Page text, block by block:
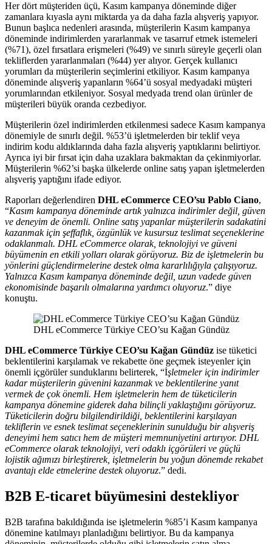
Her dört müşteriden üçü, Kasım kampanya döneminde diğer
zamanlara kıyasla aynı miktarda ya da daha fazla alışveriş yapıyor.
Bunun başlıca nedenleri arasında, müşterilerin Kasım kampanya
döneminde indirimlerden yararlanmak ve tasarruf etmek istemeleri
(%71), özel fırsatlara erişmeleri (%49) ve sınırlı süreyle geçerli olan
tekliflerden yararlanmaları (%44) yer alıyor. Gerçek kullanıcı
yorumları da müşterilerin seçimlerini etkiliyor. Kasım kampanya
döneminde alışveriş yapanların %64’ü sosyal medyadaki müşteri
yorumlarından etkileniyor. Sosyal medyada trend olan ürünler de
müşterileri büyük oranda cezbediyor.
Müşterilerin özel indirimlerden etkilenmesi sadece Kasım kampanya
dönemiyle de sınırlı değil. %53’ü işletmelerden bir teklif veya
indirim kodu aldıklarında daha fazla alışveriş yaptıklarını belirtiyor.
Ayrıca iyi bir fırsat için daha uzaklara bakmaktan da çekinmiyorlar.
Müşterilerin %62’si başka ülkelerde online satış yapan işletmelerden
alışveriş yaptığını ifade ediyor.
Raporları değerlendiren DHL eCommerce CEO’su Pablo Ciano,
“Kasım kampanya döneminde artık yalnızca indirimler değil, güven
ve deneyim de önemli. Online satış yapanlar müşterilerin sadakatini
kazanmak için şeffaflık, özgünlük ve kusursuz teslimat seçeneklerine
odaklanmalı. DHL eCommerce olarak, teknolojiyi ve güveni
büyümenin en etkili yolları olarak görüyoruz. Biz de işletmelerin bu
yönlerini güçlendirmelerine destek olma kararlılığıyla çalışıyoruz.
Yalnızca Kasım kampanya döneminde değil, uzun vadede güven
ekonomisinde başarılı olmalarına yardımcı oluyoruz.” diye
konuştu.
DHL eCommerce Türkiye CEO’su Kağan Gündüz
DHL eCommerce Türkiye CEO’su Kağan Gündüz ise tüketici
beklentilerini karşılamak ve rekabette öne geçmek isteyenler için
önemli içgörüler sunduklarını belirterek, “İşletmeler için indirimler
kadar müşterilerin güvenini kazanmak ve beklentilerine yanıt
vermek de çok önemli. Hem işletmelerin hem de tüketicilerin
kampanya dönemine giderek daha bilinçli yaklaştığını görüyoruz.
Tüketicilerin doğru bilgilendirildiği, beklentilerini karşılayan
tekliflerin ve esnek teslimat seçeneklerinin sunulduğu bir alışveriş
deneyimi hem satıcı hem de müşteri memnuniyetini artırıyor. DHL
eCommerce olarak teknolojiyi, veri odaklı içgörüleri ve güçlü
lojistik ağımızı birleştirerek, işletmelerin bu yoğun dönemde rekabet
avantajı elde etmelerine destek oluyoruz.” dedi.
B2B E-ticaret büyümesini destekliyor
B2B tarafına bakıldığında ise işletmelerin %85’i Kasım kampanya
dönemine katılmayı planladığını belirtiyor. Bu da kampanya